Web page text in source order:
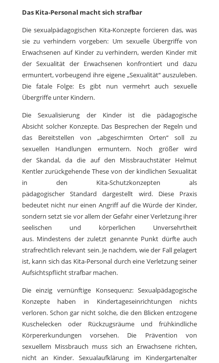
Das Kita-Personal macht sich strafbar
Die sexualpädagogischen Kita-Konzepte forcieren das, was
sie zu verhindern vorgeben: Um sexuelle Übergriffe von
Erwachsenen auf Kinder zu verhindern, werden Kinder mit
der Sexualität der Erwachsenen konfrontiert und dazu
ermuntert, vorbeugend ihre eigene „Sexualität“ auszuleben.
Die fatale Folge: Es gibt nun vermehrt auch sexuelle
Übergriffe unter Kindern.
Die Sexualisierung der Kinder ist die pädagogische
Absicht solcher Konzepte. Das Besprechen der Regeln und
das Bereitstellen von „abgeschirmten Orten“ soll zu
sexuellen Handlungen ermuntern. Noch größer wird
der Skandal, da die auf den Missbrauchstäter Helmut
Kentler zurückgehende These von der kindlichen Sexualität
in den Kita-Schutzkonzepten als
pädagogischer Standard dargestellt wird. Diese Praxis
bedeutet nicht nur einen Angriff auf die Würde der Kinder,
sondern setzt sie vor allem der Gefahr einer Verletzung ihrer
seelischen und körperlichen Unversehrtheit
aus. Mindestens der zuletzt genannte Punkt dürfte auch
strafrechtlich relevant sein. Je nachdem, wie der Fall gelagert
ist, kann sich das Kita-Personal durch eine Verletzung seiner
Aufsichtspflicht strafbar machen.
Die einzig vernünftige Konsequenz: Sexualpädagogische
Konzepte haben in Kindertageseinrichtungen nichts
verloren. Schon gar nicht solche, die den Blicken entzogene
Kuschelecken oder Rückzugsräume und frühkindliche
Körpererkundungen vorsehen. Die Prävention von
sexuellem Missbrauch muss sich an Erwachsene richten,
nicht an Kinder. Sexualaufklärung im Kindergartenalter